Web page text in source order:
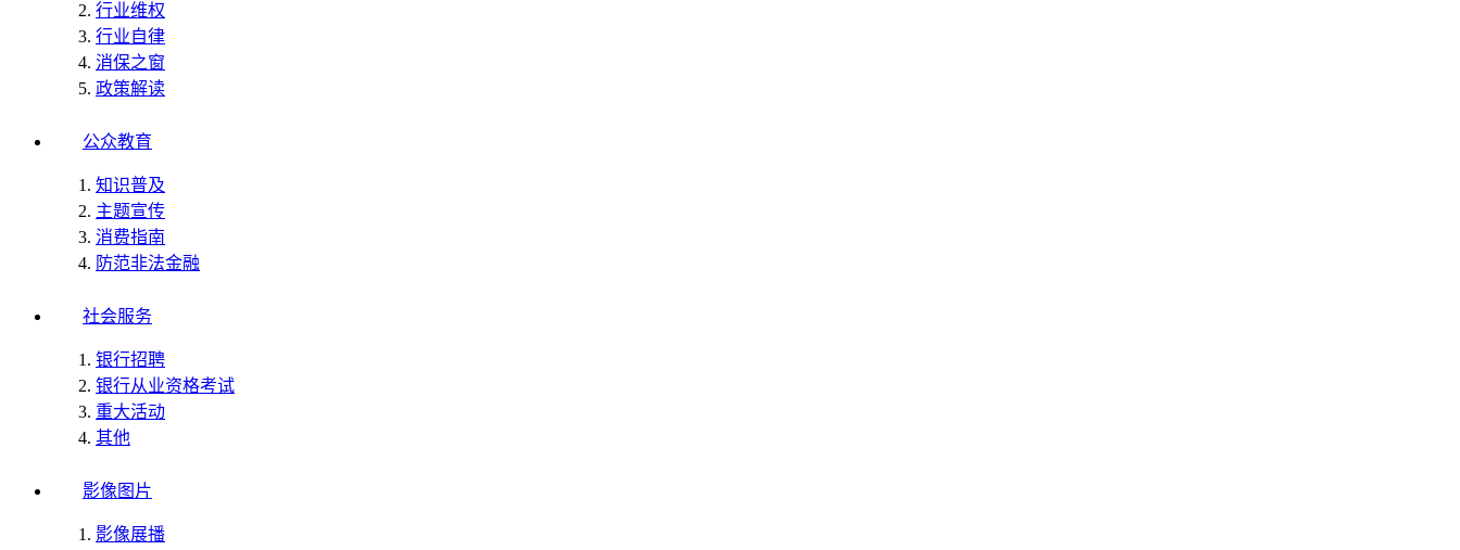
行业维权
行业自律
消保之窗
政策解读
公众教育
知识普及
主题宣传
消费指南
防范非法金融
社会服务
银行招聘
银行从业资格考试
重大活动
其他
影像图片
影像展播